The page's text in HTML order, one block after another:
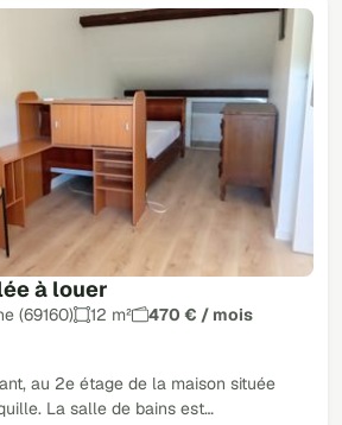
à louer
(69160) 12 m²
470 € / mois
au 2e étage de la maison située
La salle de bains est…